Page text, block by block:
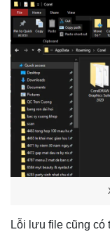
Lỗi lưu file cũng có